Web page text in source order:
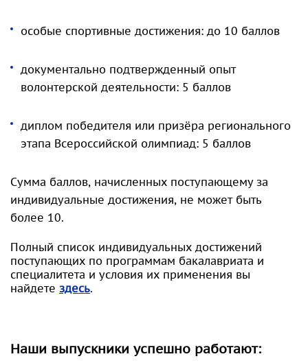
особые спортивные достижения: до 10 баллов
документально подтвержденный опыт
волонтерской деятельности: 5 баллов
диплом победителя или призёра регионального
этапа Всероссийской олимпиад: 5 баллов
Сумма баллов, начисленных поступающему за
индивидуальные достижения, не может быть
более 10.
Полный список индивидуальных достижений
поступающих по программам бакалавриата и
специалитета и условия их применения вы
найдете здесь.
Наши выпускники успешно работают: